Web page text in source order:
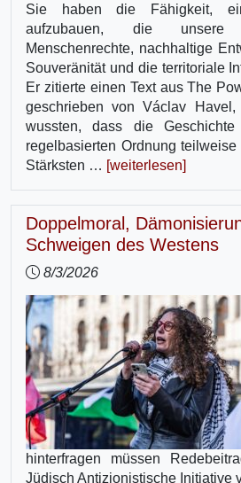
Sie haben die Fähigkeit,
aufzubauen, die unsere
Menschenrechte, nachhaltige
Souveränität und die territoriale
Er zitierte einen Text aus The
geschrieben von Václav Havel,
wussten, dass die Geschichte
regelbasierten Ordnung
Stärksten … [weiterlesen]
Doppelmoral,
Schweigen des Westens
8/3/2026
hinterfragen müssen
Jüdisch Antizionistische Initiative